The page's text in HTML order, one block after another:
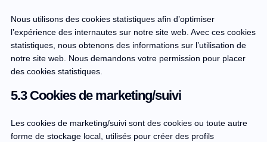
Nous utilisons des cookies statistiques afin d’optimiser
l’expérience des internautes sur notre site web. Avec ces cookies
statistiques, nous obtenons des informations sur l’utilisation de
notre site web. Nous demandons votre permission pour placer
des cookies statistiques.
5.3 Cookies de marketing/suivi
Les cookies de marketing/suivi sont des cookies ou toute autre
forme de stockage local, utilisés pour créer des profils